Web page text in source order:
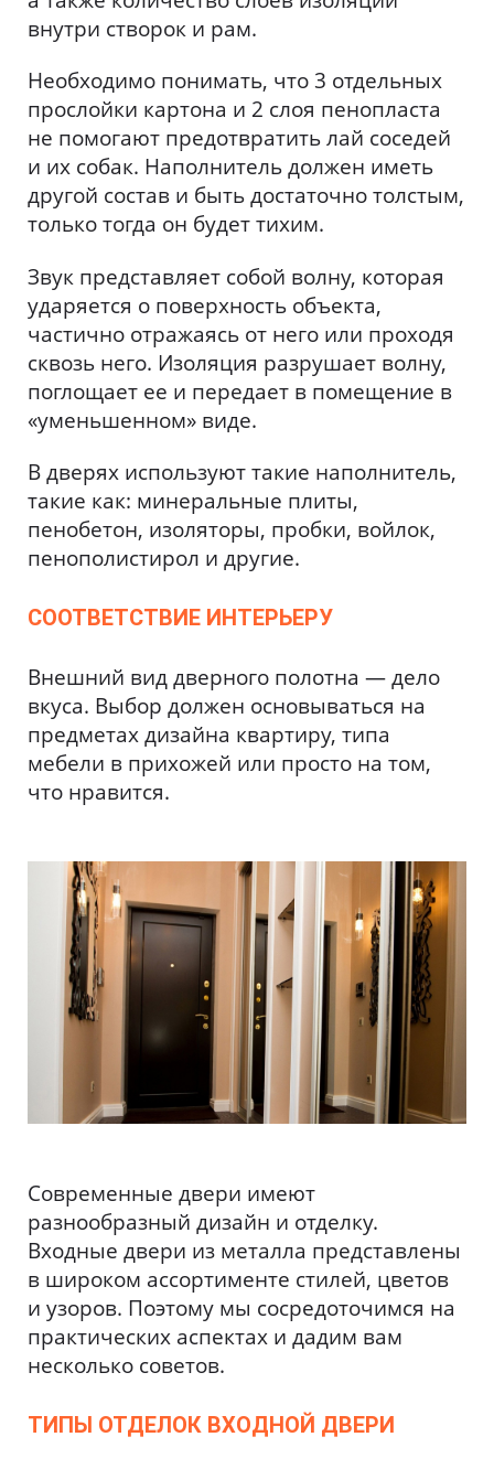
внутри створок и рам.
Необходимо понимать, что 3 отдельных
прослойки картона и 2 слоя пенопласта
не помогают предотвратить лай соседей
и их собак. Наполнитель должен иметь
другой состав и быть достаточно толстым,
только тогда он будет тихим.
Звук представляет собой волну, которая
ударяется о поверхность объекта,
частично отражаясь от него или проходя
сквозь него. Изоляция разрушает волну,
поглощает ее и передает в помещение в
«уменьшенном» виде.
В дверях используют такие наполнитель,
такие как: минеральные плиты,
пенобетон, изоляторы, пробки, войлок,
пенополистирол и другие.
СООТВЕТСТВИЕ ИНТЕРЬЕРУ
Внешний вид дверного полотна — дело
вкуса. Выбор должен основываться на
предметах дизайна квартиру, типа
мебели в прихожей или просто на том,
что нравится.
Современные двери имеют
разнообразный дизайн и отделку.
Входные двери из металла представлены
в широком ассортименте стилей, цветов
и узоров. Поэтому мы сосредоточимся на
практических аспектах и дадим вам
несколько советов.
ТИПЫ ОТДЕЛОК ВХОДНОЙ ДВЕРИ